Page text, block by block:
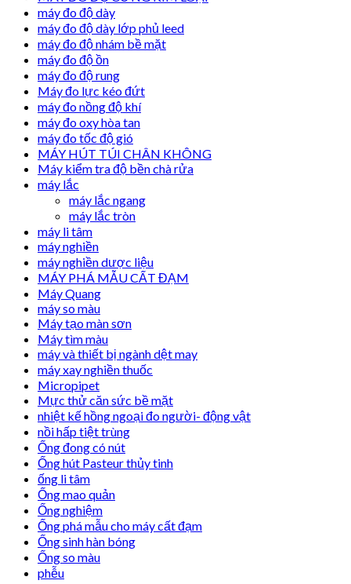
máy đo độ dày
máy đo độ dày lớp phủ leed
máy đo độ nhám bề mặt
máy đo độ ồn
máy đo độ rung
Máy đo lực kéo đứt
máy đo nồng độ khí
máy đo oxy hòa tan
máy đo tốc độ gió
MÁY HÚT TÚI CHÂN KHÔNG
Máy kiểm tra độ bền chà rửa
máy lắc
máy lắc ngang
máy lắc tròn
máy li tâm
máy nghiền
máy nghiền dược liệu
MÁY PHÁ MẪU CẤT ĐẠM
Máy Quang
máy so màu
Máy tạo màn sơn
Máy tìm màu
máy và thiết bị ngành dệt may
máy xay nghiền thuốc
Micropipet
Mực thử căn sức bề mặt
nhiệt kế hồng ngoại đo người- động vật
nồi hấp tiệt trùng
Ống đong có nút
Ống hút Pasteur thủy tinh
ống li tâm
Ống mao quản
Ống nghiệm
Ống phá mẫu cho máy cất đạm
Ống sinh hàn bóng
Ống so màu
phễu